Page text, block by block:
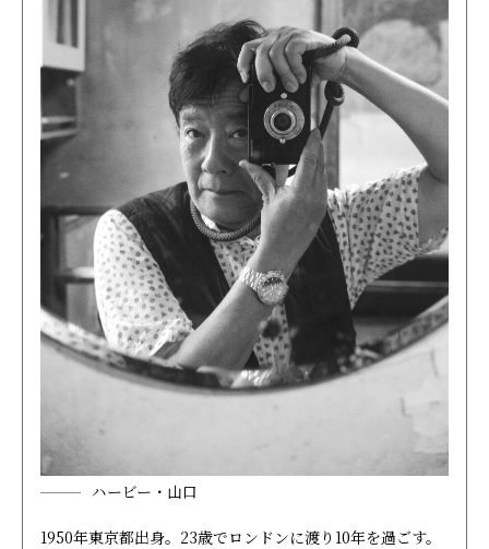
ハービー・山口
1950年東京都出身。23歳でロンドンに渡り10年を過ごす。